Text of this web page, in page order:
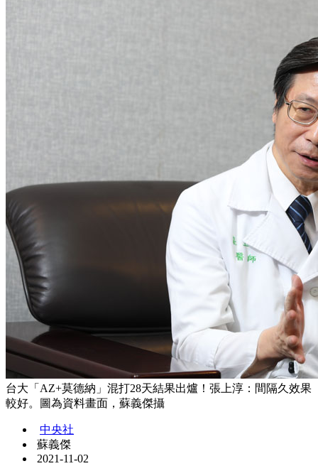
台大「AZ+莫德納」混打28天結果出爐！張上淳：間隔久效果
較好。圖為資料畫面，蘇義傑攝
中央社
蘇義傑
2021-11-02